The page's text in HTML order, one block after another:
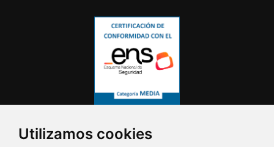
Utilizamos cookies